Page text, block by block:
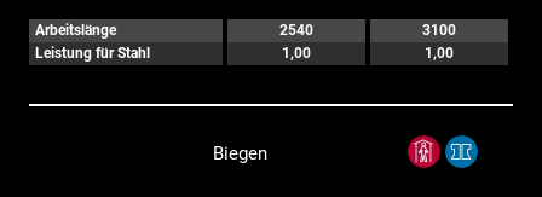
Arbeitslänge 2540
3100
Leistung für Stahl
1,00 1,00
Biegen